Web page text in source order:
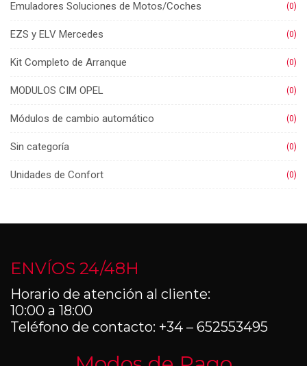
Emuladores Soluciones de Motos/Coches (0)
EZS y ELV Mercedes (0)
Kit Completo de Arranque (0)
MODULOS CIM OPEL (0)
Módulos de cambio automático (0)
Sin categoría (0)
Unidades de Confort (0)
ENVÍOS 24/48H
Horario de atención al cliente:
10:00 a 18:00
Teléfono de contacto: +34 – 652553495